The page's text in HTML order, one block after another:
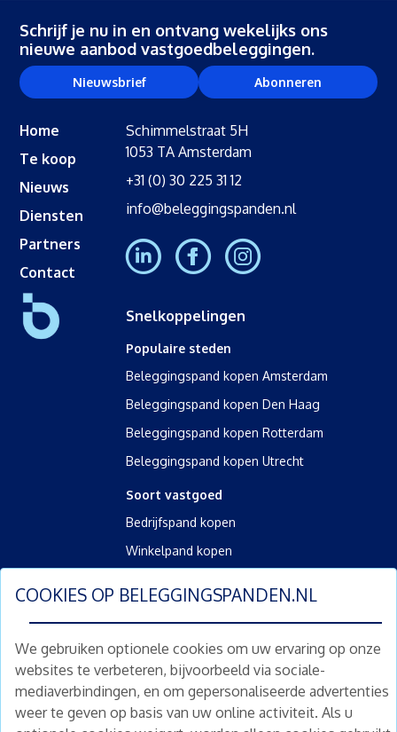
COOKIES OP BELEGGINGSPANDEN.NL
We gebruiken optionele cookies om uw ervaring op onze
websites te verbeteren, bijvoorbeeld via sociale-
mediaverbindingen, en om gepersonaliseerde advertenties
weer te geven op basis van uw online activiteit. Als u
Schrijf je nu in en ontvang wekelijks ons
nieuwe aanbod vastgoedbeleggingen.
Nieuwsbrief Abonneren
Home
Te koop
Nieuws
Diensten
Partners
Contact
Schimmelstraat 5H
1053 TA Amsterdam
+31 (0) 30 225 31 12
info@beleggingspanden.nl
Snelkoppelingen
Populaire steden
Beleggingspand kopen Amsterdam
Beleggingspand kopen Den Haag
Beleggingspand kopen Rotterdam
Beleggingspand kopen Utrecht
Soort vastgoed
Bedrijfspand kopen
Winkelpand kopen
Overig
Diensten
Gratis waardebepaling